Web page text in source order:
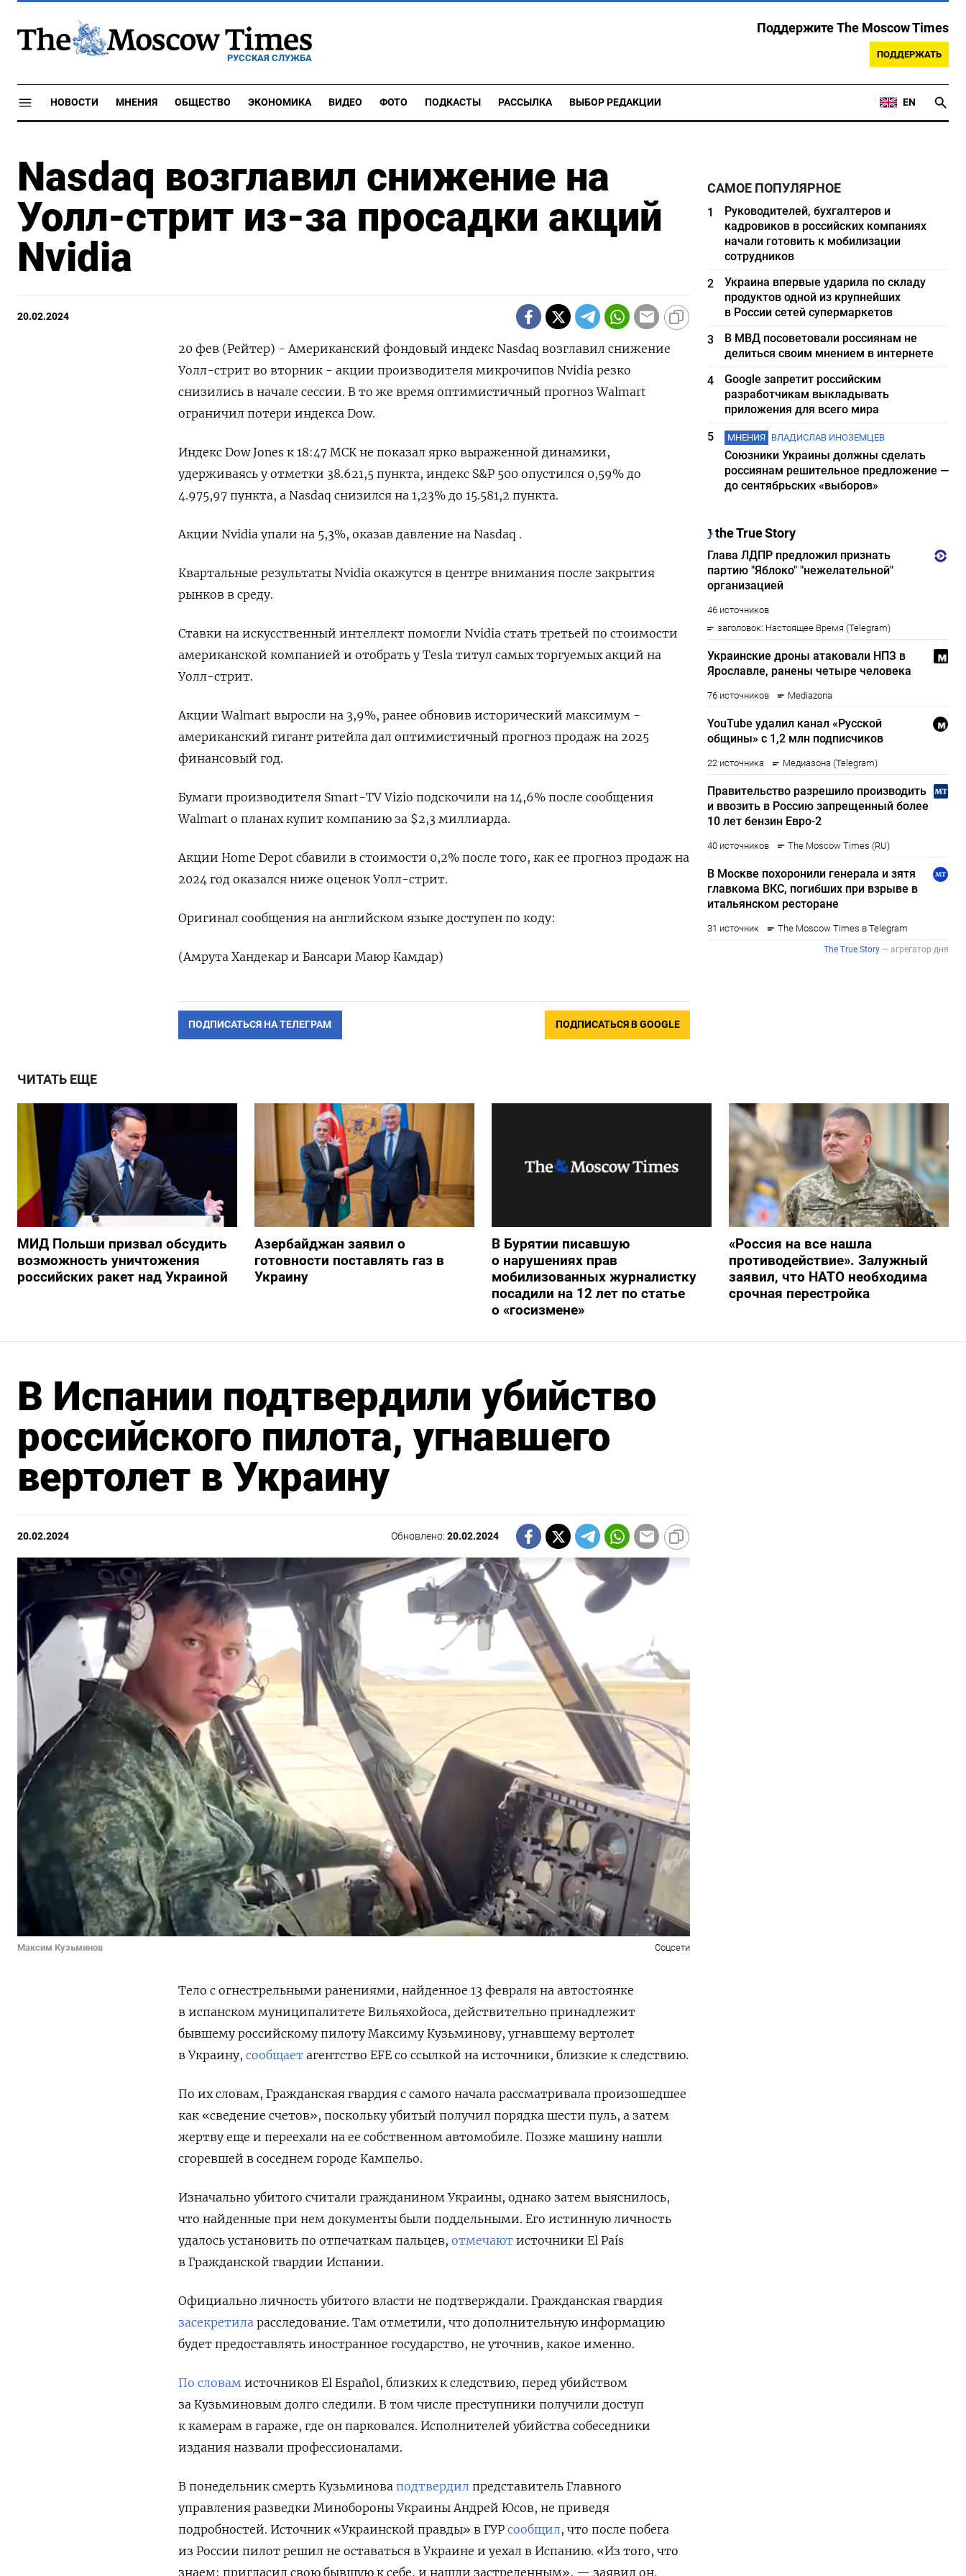
РУССКАЯ СЛУЖБА
Поддержите The Moscow Times
ПОДДЕРЖАТЬ
НОВОСТИ МНЕНИЯ ОБЩЕСТВО ЭКОНОМИКА ВИДЕО ФОТО ПОДКАСТЫ РАССЫЛКА ВЫБОР РЕДАКЦИИ EN
Nasdaq возглавил снижение на
Уолл-стрит из-за просадки акций
Nvidia
20.02.2024
20 фев (Рейтер) - Американский фондовый индекс Nasdaq возглавил снижение
Уолл-стрит во вторник - акции производителя микрочипов Nvidia резко
снизились в начале сессии. В то же время оптимистичный прогноз Walmart
ограничил потери индекса Dow.
Индекс Dow Jones к 18:47 МСК не показал ярко выраженной динамики,
удерживаясь у отметки 38.621,5 пункта, индекс S&P 500 опустился 0,59% до
4.975,97 пункта, а Nasdaq снизился на 1,23% до 15.581,2 пункта.
Акции Nvidia упали на 5,3%, оказав давление на Nasdaq .
Квартальные результаты Nvidia окажутся в центре внимания после закрытия
рынков в среду.
Ставки на искусственный интеллект помогли Nvidia стать третьей по стоимости
американской компанией и отобрать у Tesla титул самых торгуемых акций на
Уолл-стрит.
Акции Walmart выросли на 3,9%, ранее обновив исторический максимум -
американский гигант ритейла дал оптимистичный прогноз продаж на 2025
финансовый год.
Бумаги производителя Smart-TV Vizio подскочили на 14,6% после сообщения
Walmart о планах купит компанию за $2,3 миллиарда.
Акции Home Depot сбавили в стоимости 0,2% после того, как ее прогноз продаж на
2024 год оказался ниже оценок Уолл-стрит.
Оригинал сообщения на английском языке доступен по коду:
(Амрута Xандекар и Бансари Маюр Камдар)
ПОДПИСАТЬСЯ НА ТЕЛЕГРАМ ПОДПИСАТЬСЯ В GOOGLE
САМОЕ ПОПУЛЯРНОЕ
1
Руководителей, бухгалтеров и
кадровиков в российских компаниях
начали готовить к мобилизации
сотрудников
2
Украина впервые ударила по складу
продуктов одной из крупнейших
в России сетей супермаркетов
3
В МВД посоветовали россиянам не
делиться своим мнением в интернете
4
Google запретит российским
разработчикам выкладывать
приложения для всего мира
5
МНЕНИЯ ВЛАДИСЛАВ ИНОЗЕМЦЕВ
Союзники Украины должны сделать
россиянам решительное предложение —
до сентябрьских «выборов»
ЧИТАТЬ ЕЩЕ
МИД Польши призвал обсудить
возможность уничтожения
российских ракет над Украиной
Азербайджан заявил о
готовности поставлять газ в
Украину
В Бурятии писавшую
о нарушениях прав
мобилизованных журналистку
посадили на 12 лет по статье
о «госизмене»
«Россия на все нашла
противодействие». Залужный
заявил, что НАТО необходима
срочная перестройка
В Испании подтвердили убийство
российского пилота, угнавшего
вертолет в Украину
20.02.2024 Обновлено:20.02.2024
Максим Кузьминов Соцсети
Тело с огнестрельными ранениями, найденное 13 февраля на автостоянке
в испанском муниципалитете Вильяхойоса, действительно принадлежит
бывшему российскому пилоту Максиму Кузьминову, угнавшему вертолет
в Украину, сообщает агентство EFE со ссылкой на источники, близкие к следствию.
По их словам, Гражданская гвардия с самого начала рассматривала произошедшее
как «сведение счетов», поскольку убитый получил порядка шести пуль, а затем
жертву еще и переехали на ее собственном автомобиле. Позже машину нашли
сгоревшей в соседнем городе Кампельо.
Изначально убитого считали гражданином Украины, однако затем выяснилось,
что найденные при нем документы были поддельными. Его истинную личность
удалось установить по отпечаткам пальцев, отмечают источники El País
в Гражданской гвардии Испании.
Официально личность убитого власти не подтверждали. Гражданская гвардия
засекретила расследование. Там отметили, что дополнительную информацию
будет предоставлять иностранное государство, не уточнив, какое именно.
По словам источников El Español, близких к следствию, перед убийством
за Кузьминовым долго следили. В том числе преступники получили доступ
к камерам в гараже, где он парковался. Исполнителей убийства собеседники
издания назвали профессионалами.
В понедельник смерть Кузьминова подтвердил представитель Главного
управления разведки Минобороны Украины Андрей Юсов, не приведя
подробностей. Источник «Украинской правды» в ГУР сообщил, что после побега
из России пилот решил не оставаться в Украине и уехал в Испанию. «Из того, что
знаем: пригласил свою бывшую к себе, и нашли застреленным», — заявил он.